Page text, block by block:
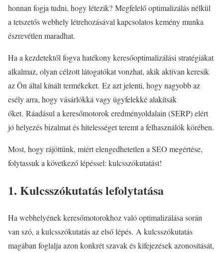
honnan fogja tudni, hogy létezik? Megfelelő optimalizálás nélkül
a tetszetős webhely létrehozásával kapcsolatos kemény munka
észrevétlen maradhat.
Ha a kezdetektől fogva hatékony keresőoptimalizálási stratégiákat
alkalmaz, olyan célzott látogatókat vonzhat, akik aktívan keresik
az Ön által kínált termékeket. Ez azt jelenti, hogy nagyobb az
esély arra, hogy vásárlókká vagy ügyfelekké alakítsák
őket. Ráadásul a keresőmotorok eredményoldalain (SERP) elért
jó helyezés bizalmat és hitelességet teremt a felhasználók körében.
Most, hogy rájöttünk, miért elengedhetetlen a SEO megértése,
folytassuk a következő lépéssel: kulcsszókutatást!
1. Kulcsszókutatás lefolytatása
Ha webhelyének keresőmotorokhoz való optimalizálása során
van szó, a kulcsszókutatás az első lépés. A kulcsszókutatás
magában foglalja azon konkrét szavak és kifejezések azonosítását,